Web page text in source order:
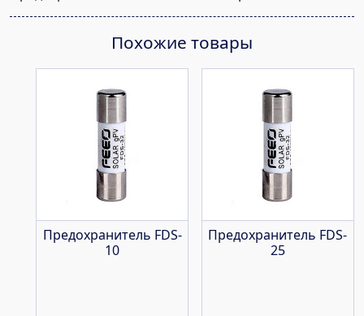
Похожие товары
Предохранитель FDS-
10
Предохранитель FDS-
25